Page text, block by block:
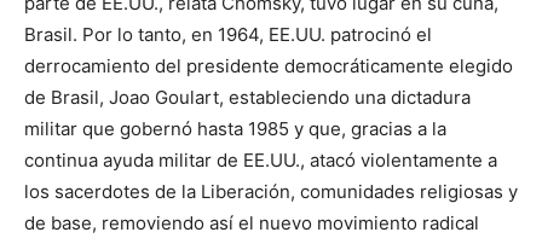
Brasil. Por lo tanto, en 1964, EE.UU. patrocinó el
derrocamiento del presidente democráticamente elegido
de Brasil, Joao Goulart, estableciendo una dictadura
militar que gobernó hasta 1985 y que, gracias a la
continua ayuda militar de EE.UU., atacó violentamente a
los sacerdotes de la Liberación, comunidades religiosas y
de base, removiendo así el nuevo movimiento radical